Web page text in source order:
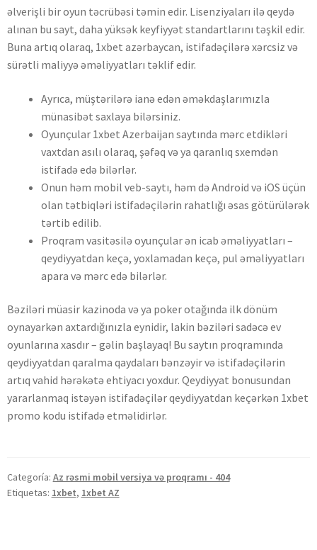
əlverişli bir oyun təcrübəsi təmin edir. Lisenziyaları ilə qeydə
alınan bu sayt, daha yüksək keyfiyyət standartlarını təşkil edir.
Buna artıq olaraq, 1xbet azərbaycan, istifadəçilərə xərcsiz və
sürətli maliyyə əməliyyatları təklif edir.
Ayrıca, müştərilərə ianə edən əməkdaşlarımızla
münasibət saxlaya bilərsiniz.
Oyunçular 1xbet Azerbaijan saytında mərc etdikləri
vaxtdan asılı olaraq, şəfəq və ya qaranlıq sxemdən
istifadə edə bilərlər.
Onun həm mobil veb-saytı, həm də Android və iOS üçün
olan tətbiqləri istifadəçilərin rahatlığı əsas götürülərək
tərtib edilib.
Proqram vasitəsilə oyunçular ən icab əməliyyatları –
qeydiyyatdan keçə, yoxlamadan keçə, pul əməliyyatları
apara və mərc edə bilərlər.
Bəziləri müasir kazinoda və ya poker otağında ilk dönüm
oynayarkən axtardığınızla eynidir, lakin bəziləri sadəcə ev
oyunlarına xasdır – gəlin başlayaq! Bu saytın proqramında
qeydiyyatdan qaralma qaydaları bənzəyir və istifadəçilərin
artıq vahid hərəkətə ehtiyacı yoxdur. Qeydiyyat bonusundan
yararlanmaq istəyən istifadəçilər qeydiyyatdan keçərkən 1xbet
promo kodu istifadə etməlidirlər.
Categoría: Az rəsmi mobil versiya və proqramı - 404
Etiquetas: 1xbet, 1xbet AZ